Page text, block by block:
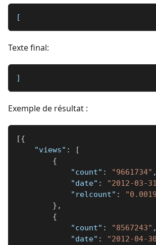
[
Texte final:
]
Exemple de résultat :
[{
"views" :
[
{
"count" : "9661734" ,
"date" : "2012-03-
"relcount" :
} ,
{
"count" : "8567243" ,
"date" : "2012-04-